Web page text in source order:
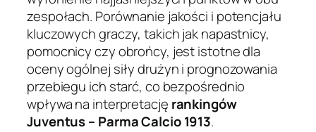
zespołach. Porównanie jakości i potencjału
kluczowych graczy, takich jak napastnicy,
pomocnicy czy obrońcy, jest istotne dla
oceny ogólnej siły drużyn i prognozowania
przebiegu ich starć, co bezpośrednio
wpływa na interpretację rankingów
Juventus – Parma Calcio 1913.